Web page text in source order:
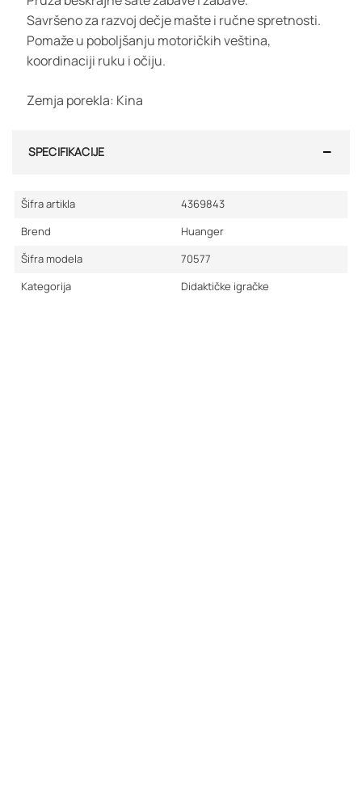
Savršeno za razvoj dečje mašte i ručne spretnosti.
Pomaže u poboljšanju motoričkih veština,
koordinaciji ruku i očiju.
Zemja porekla: Kina
SPECIFIKACIJE
Šifra artikla
4369843
Brend
Huanger
Šifra modela
70577
Kategorija
Didaktičke igračke